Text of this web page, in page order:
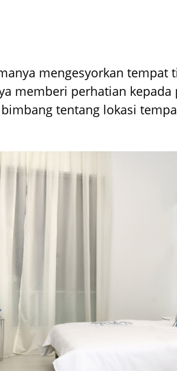
mengesyorkan
memberi perhatian kepada
tentang lokasi